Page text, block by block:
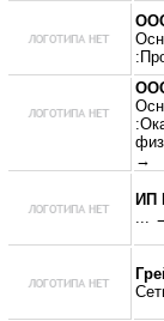
→
ИП
...